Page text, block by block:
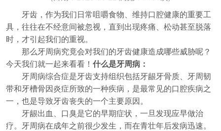
牙齿，作为我们日常咀嚼食物、维持口腔健康的重要工
具，往往在不经意间被忽视，直到出现疼痛、松动甚至脱落
时，才引起我们的重视。
那么牙周病究竟会对我们的牙齿健康造成哪些威胁呢？
今天我们就一起来看看！ 什么是牙周病：
牙周病综合症是牙齿支持组织包括牙龈牙骨质、牙周韧
带和牙槽骨因炎症所致的一种疾病，是最常见的口腔疾病之
一，也是导致牙齿丧失的一个主要原因。
牙龈出血、口臭是它的早期症状，一旦发现应早做治
疗。牙周病在成年之前很少发生，而在青壮年后发病迅速。